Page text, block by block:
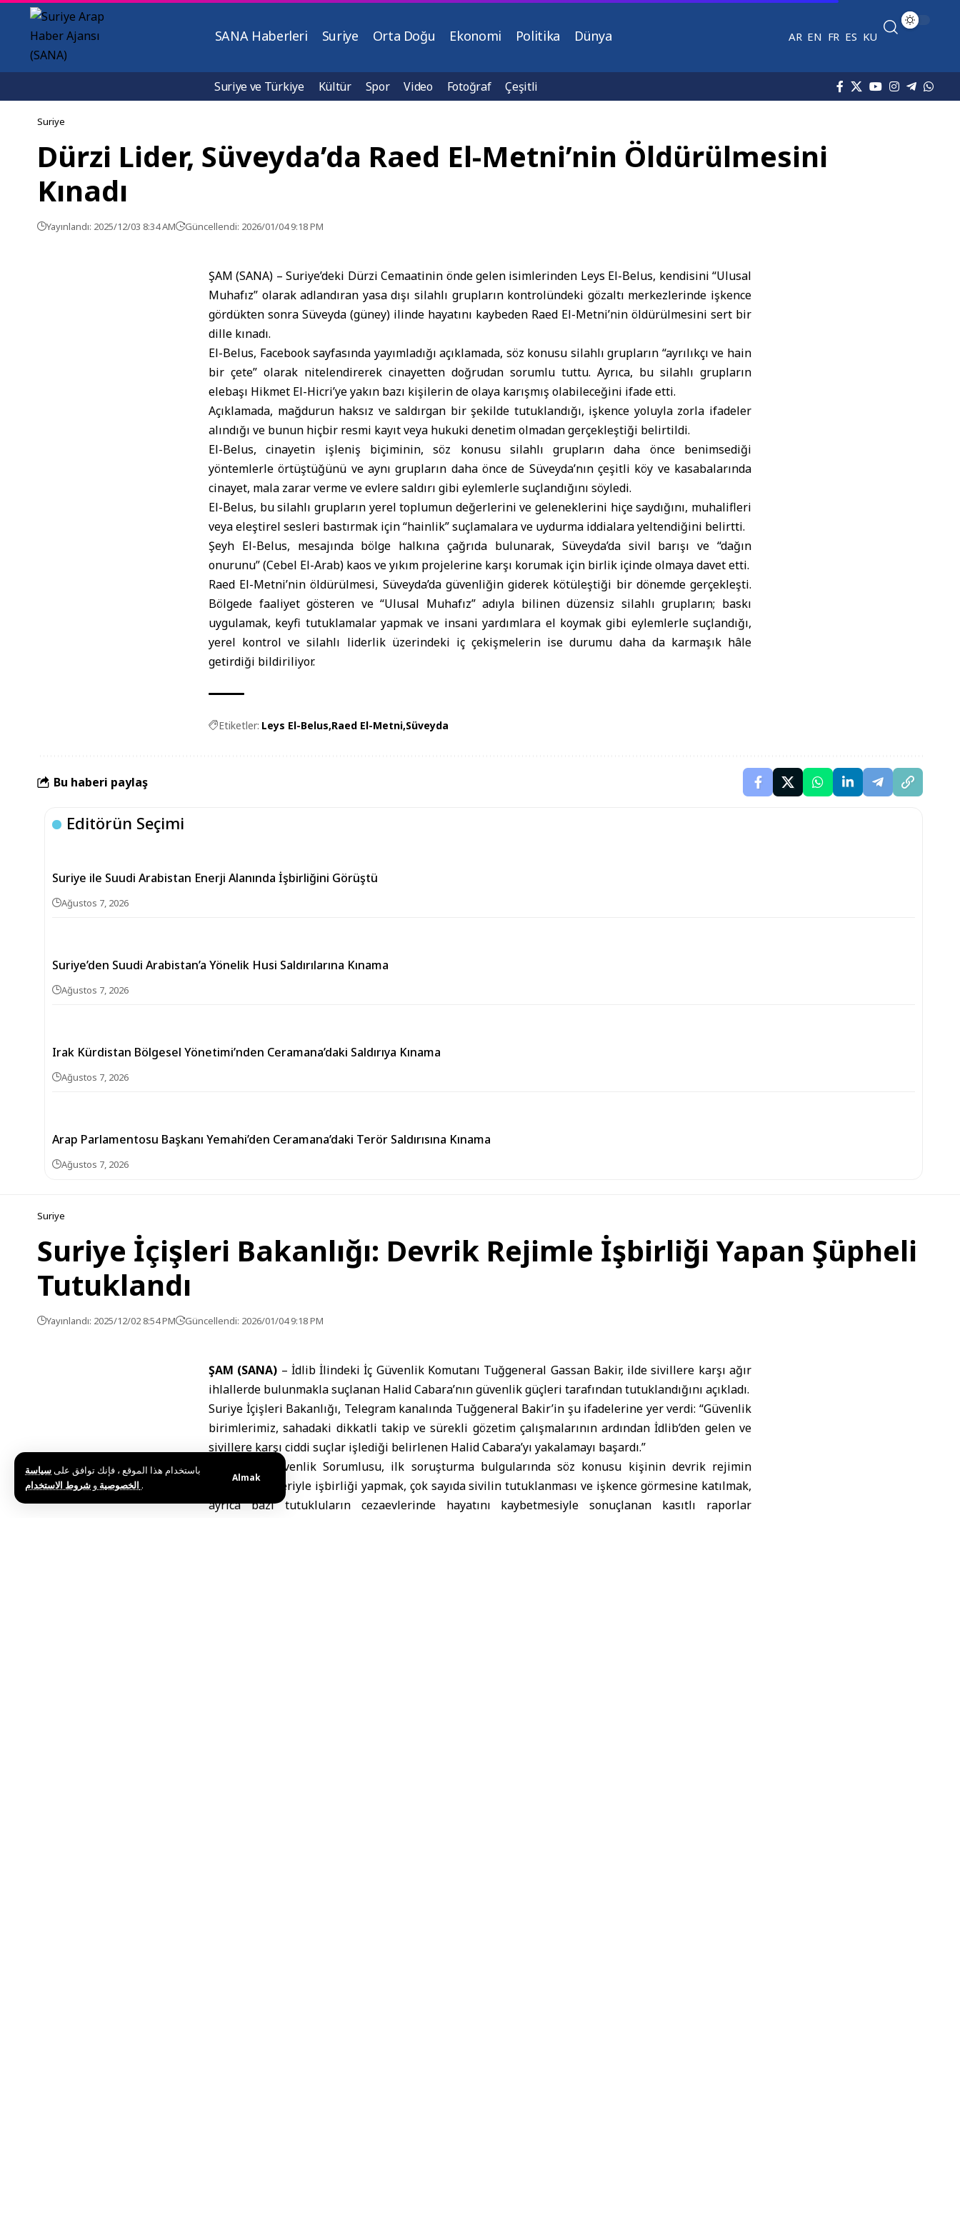
باستخدام هذا الموقع ، فإنك توافق علىسياسة
الخصوصية و .
Almak
SANA Haberleri Suriye Orta Doğu Ekonomi Politika Dünya AR EN FR ES KU
Suriye ve Türkiye Kültür Spor Video Fotoğraf Çeşitli
Suriye
Dürzi Lider, Süveyda’da Raed El-Metni’nin Öldürülmesini
Kınadı
Yayınlandı: 2025/12/03 8:34 AM Güncellendi: 2026/01/04 9:18 PM
ŞAM (SANA) – Suriye’deki Dürzi Cemaatinin önde gelen isimlerinden Leys El-Belus, kendisini “Ulusal
Muhafız” olarak adlandıran yasa dışı silahlı grupların kontrolündeki gözaltı merkezlerinde işkence
gördükten sonra Süveyda (güney) ilinde hayatını kaybeden Raed El-Metni’nin öldürülmesini sert bir
dille kınadı.
El-Belus, Facebook sayfasında yayımladığı açıklamada, söz konusu silahlı grupların “ayrılıkçı ve hain
bir çete” olarak nitelendirerek cinayetten doğrudan sorumlu tuttu. Ayrıca, bu silahlı grupların
elebaşı Hikmet El-Hicri’ye yakın bazı kişilerin de olaya karışmış olabileceğini ifade etti.
Açıklamada, mağdurun haksız ve saldırgan bir şekilde tutuklandığı, işkence yoluyla zorla ifadeler
alındığı ve bunun hiçbir resmi kayıt veya hukuki denetim olmadan gerçekleştiği belirtildi.
El-Belus, cinayetin işleniş biçiminin, söz konusu silahlı grupların daha önce benimsediği
yöntemlerle örtüştüğünü ve aynı grupların daha önce de Süveyda’nın çeşitli köy ve kasabalarında
cinayet, mala zarar verme ve evlere saldırı gibi eylemlerle suçlandığını söyledi.
El-Belus, bu silahlı grupların yerel toplumun değerlerini ve geleneklerini hiçe saydığını, muhalifleri
veya eleştirel sesleri bastırmak için “hainlik” suçlamalara ve uydurma iddialara yeltendiğini belirtti.
Şeyh El-Belus, mesajında bölge halkına çağrıda bulunarak, Süveyda’da sivil barışı ve “dağın
onurunu” (Cebel El-Arab) kaos ve yıkım projelerine karşı korumak için birlik içinde olmaya davet etti.
Raed El-Metni’nin öldürülmesi, Süveyda’da güvenliğin giderek kötüleştiği bir dönemde gerçekleşti.
Bölgede faaliyet gösteren ve “Ulusal Muhafız” adıyla bilinen düzensiz silahlı grupların; baskı
uygulamak, keyfi tutuklamalar yapmak ve insani yardımlara el koymak gibi eylemlerle suçlandığı,
yerel kontrol ve silahlı liderlik üzerindeki iç çekişmelerin ise durumu daha da karmaşık hâle
getirdiği bildiriliyor.
Etiketler: Leys El-Belus Raed El-Metni Süveyda
Bu haberi paylaş
Editörün Seçimi
Suriye ile Suudi Arabistan Enerji Alanında İşbirliğini Görüştü
Ağustos 7, 2026
Suriye’den Suudi Arabistan’a Yönelik Husi Saldırılarına Kınama
Ağustos 7, 2026
Irak Kürdistan Bölgesel Yönetimi’nden Ceramana’daki Saldırıya Kınama
Ağustos 7, 2026
Arap Parlamentosu Başkanı Yemahi’den Ceramana’daki Terör Saldırısına Kınama
Ağustos 7, 2026
Suriye
Suriye İçişleri Bakanlığı: Devrik Rejimle İşbirliği Yapan Şüpheli
Tutuklandı
Yayınlandı: 2025/12/02 8:54 PM Güncellendi: 2026/01/04 9:18 PM
ŞAM (SANA) – İdlibİlindeki İç Güvenlik Komutanı Tuğgeneral Gassan Bakir, ilde sivillere karşı ağır
ihlallerde bulunmakla suçlanan Halid Cabara’nın güvenlik güçleri tarafından tutuklandığını açıkladı.
Suriye İçişleri Bakanlığı, Telegram kanalında Tuğgeneral Bakir’in şu ifadelerine yer verdi: “Güvenlik
birimlerimiz, sahadaki dikkatli takip ve sürekli gözetim çalışmalarının ardından İdlib’den gelen ve
sivillere karşı ciddi suçlar işlediği belirlenen Halid Cabara’yı yakalamayı başardı.”
İdlib İl İç Güvenlik Sorumlusu, ilk soruşturma bulgularında söz konusu kişinin devrik rejimin
güvenlik güçleriyle işbirliği yapmak, çok sayıda sivilin tutuklanması ve işkence görmesine katılmak,
ayrıca bazı tutukluların cezaevlerinde hayatını kaybetmesiyle sonuçlanan kasıtlı raporlar